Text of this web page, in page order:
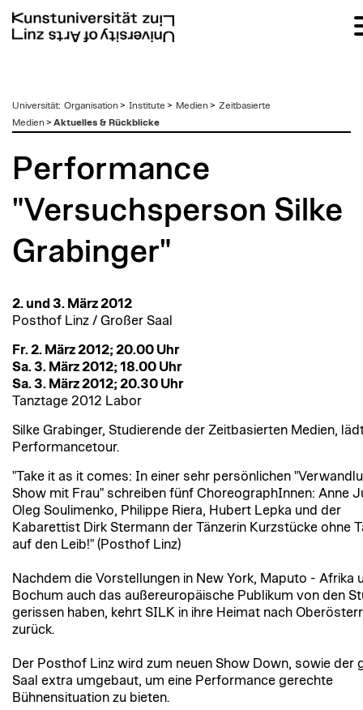
zum
Inhalt
Universität: Organisation > Institute > Medien > Zeitbasierte
Medien > Aktuelles & Rückblicke
Performance
"Versuchsperson Silke
Grabinger"
2. und 3. März 2012
Posthof Linz / Großer Saal
Fr. 2. März 2012; 20.00 Uhr
Sa. 3. März 2012; 18.00 Uhr
Sa. 3. März 2012; 20.30 Uhr
Tanztage 2012 Labor
Silke Grabinger, Studierende der Zeitbasierten Medien,
Performancetour.
"Take it as it comes: In einer sehr persönlichen
Show mit Frau" schreiben fünf ChoreographInnen: Anne
Oleg Soulimenko, Philippe Riera, Hubert Lepka und der
Kabarettist Dirk Stermann der Tänzerin Kurzstücke ohne
auf den Leib!" (Posthof Linz)
Nachdem die Vorstellungen in New York, Maputo - Afrika
Bochum auch das außereuropäische Publikum von den
gerissen haben, kehrt SILK in ihre Heimat nach
zurück.
Der Posthof Linz wird zum neuen Show Down, sowie der
Saal extra umgebaut, um eine Performance gerechte
Bühnensituation zu bieten.